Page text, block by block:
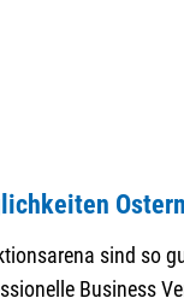
sind so
Business